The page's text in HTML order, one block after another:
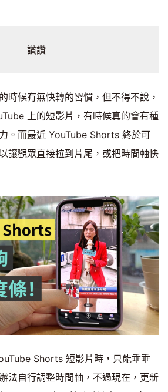
讚讚
時候有無快轉的習慣，但不得不說，
上的短影片，有時候真的會有種
。而最近 YouTube Shorts 終於可
讓觀眾直接拉到片尾，或把時間軸快
Shorts 短影片時，只能乖乖
法自行調整時間軸，不過現在，更新